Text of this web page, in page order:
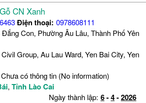
CN Xanh
Điện thoại: 0978608111
Con, Phường Âu Lâu, Thành Phố Yên
Group, Au Lau Ward, Yen Bai City, Yen
Chưa có thông tin (No information)
, Tỉnh Lào Cai
Ngày thành lập: 6-4-2026